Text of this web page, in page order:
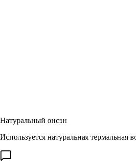
Натуральный онсэн
Используется натуральная термальная